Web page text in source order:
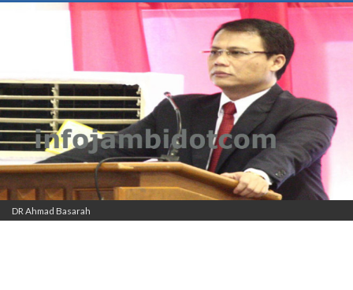
DR Ahmad Basarah